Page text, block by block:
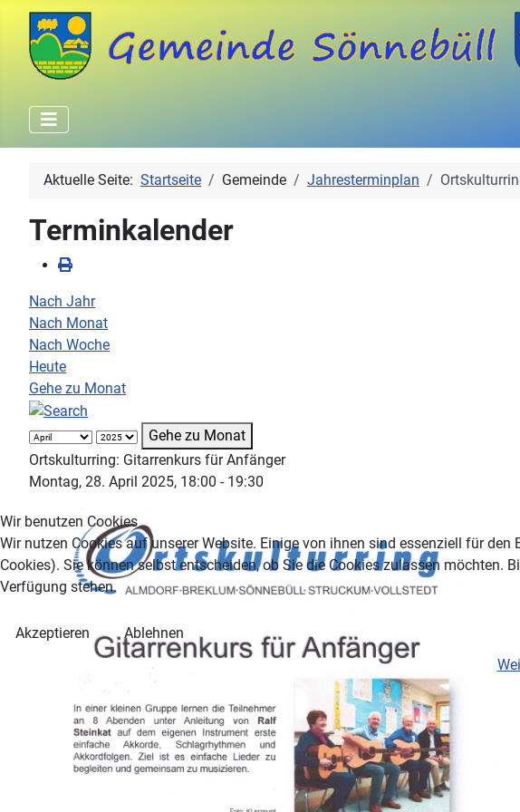
Aktuelle Seite: Startseite Gemeinde Jahresterminplan
Terminkalender
Nach Jahr
Nach Monat
Nach Woche
Heute
Gehe zu Monat
Gehe zu Monat
Ortskulturring: Gitarrenkurs für Anfänger
Montag, 28. April 2025, 18:00 - 19:30
Wir benutzen Cookies
Wir nutzen Cookies auf unserer Website. Einige von ihnen sind essenziell für
Cookies). Sie können selbst entscheiden, ob Sie die Cookies zulassen
Verfügung stehen.
Akzeptieren
Ablehnen